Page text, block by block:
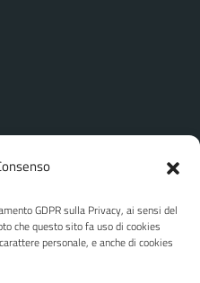
GDPR sulla Privacy, ai sensi del
che questo sito fa uso di cookies
personale, e anche di cookies